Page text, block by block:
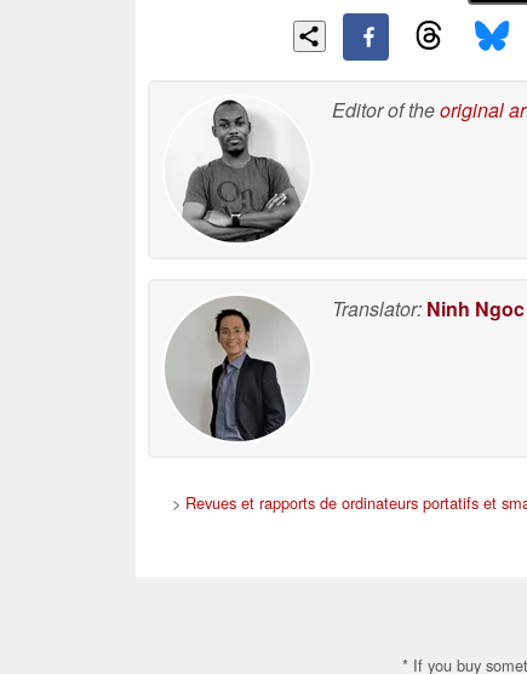
Editor of theoriginal
Translator: Ninh
> Revues et rapports de ordinateurs portatifs et
* If you buy